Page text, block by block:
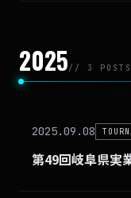
2025// 3 POSTS
2025.09.08
第49回岐阜県実